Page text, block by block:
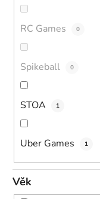
RC Games 0
Spikeball 0
STOA 1
Uber Games 1
Věk